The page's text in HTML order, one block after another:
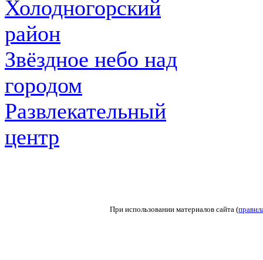
Холодногорский
район
Звёздное небо над
городом
Развлекательный
центр
При использовании материалов сайта (